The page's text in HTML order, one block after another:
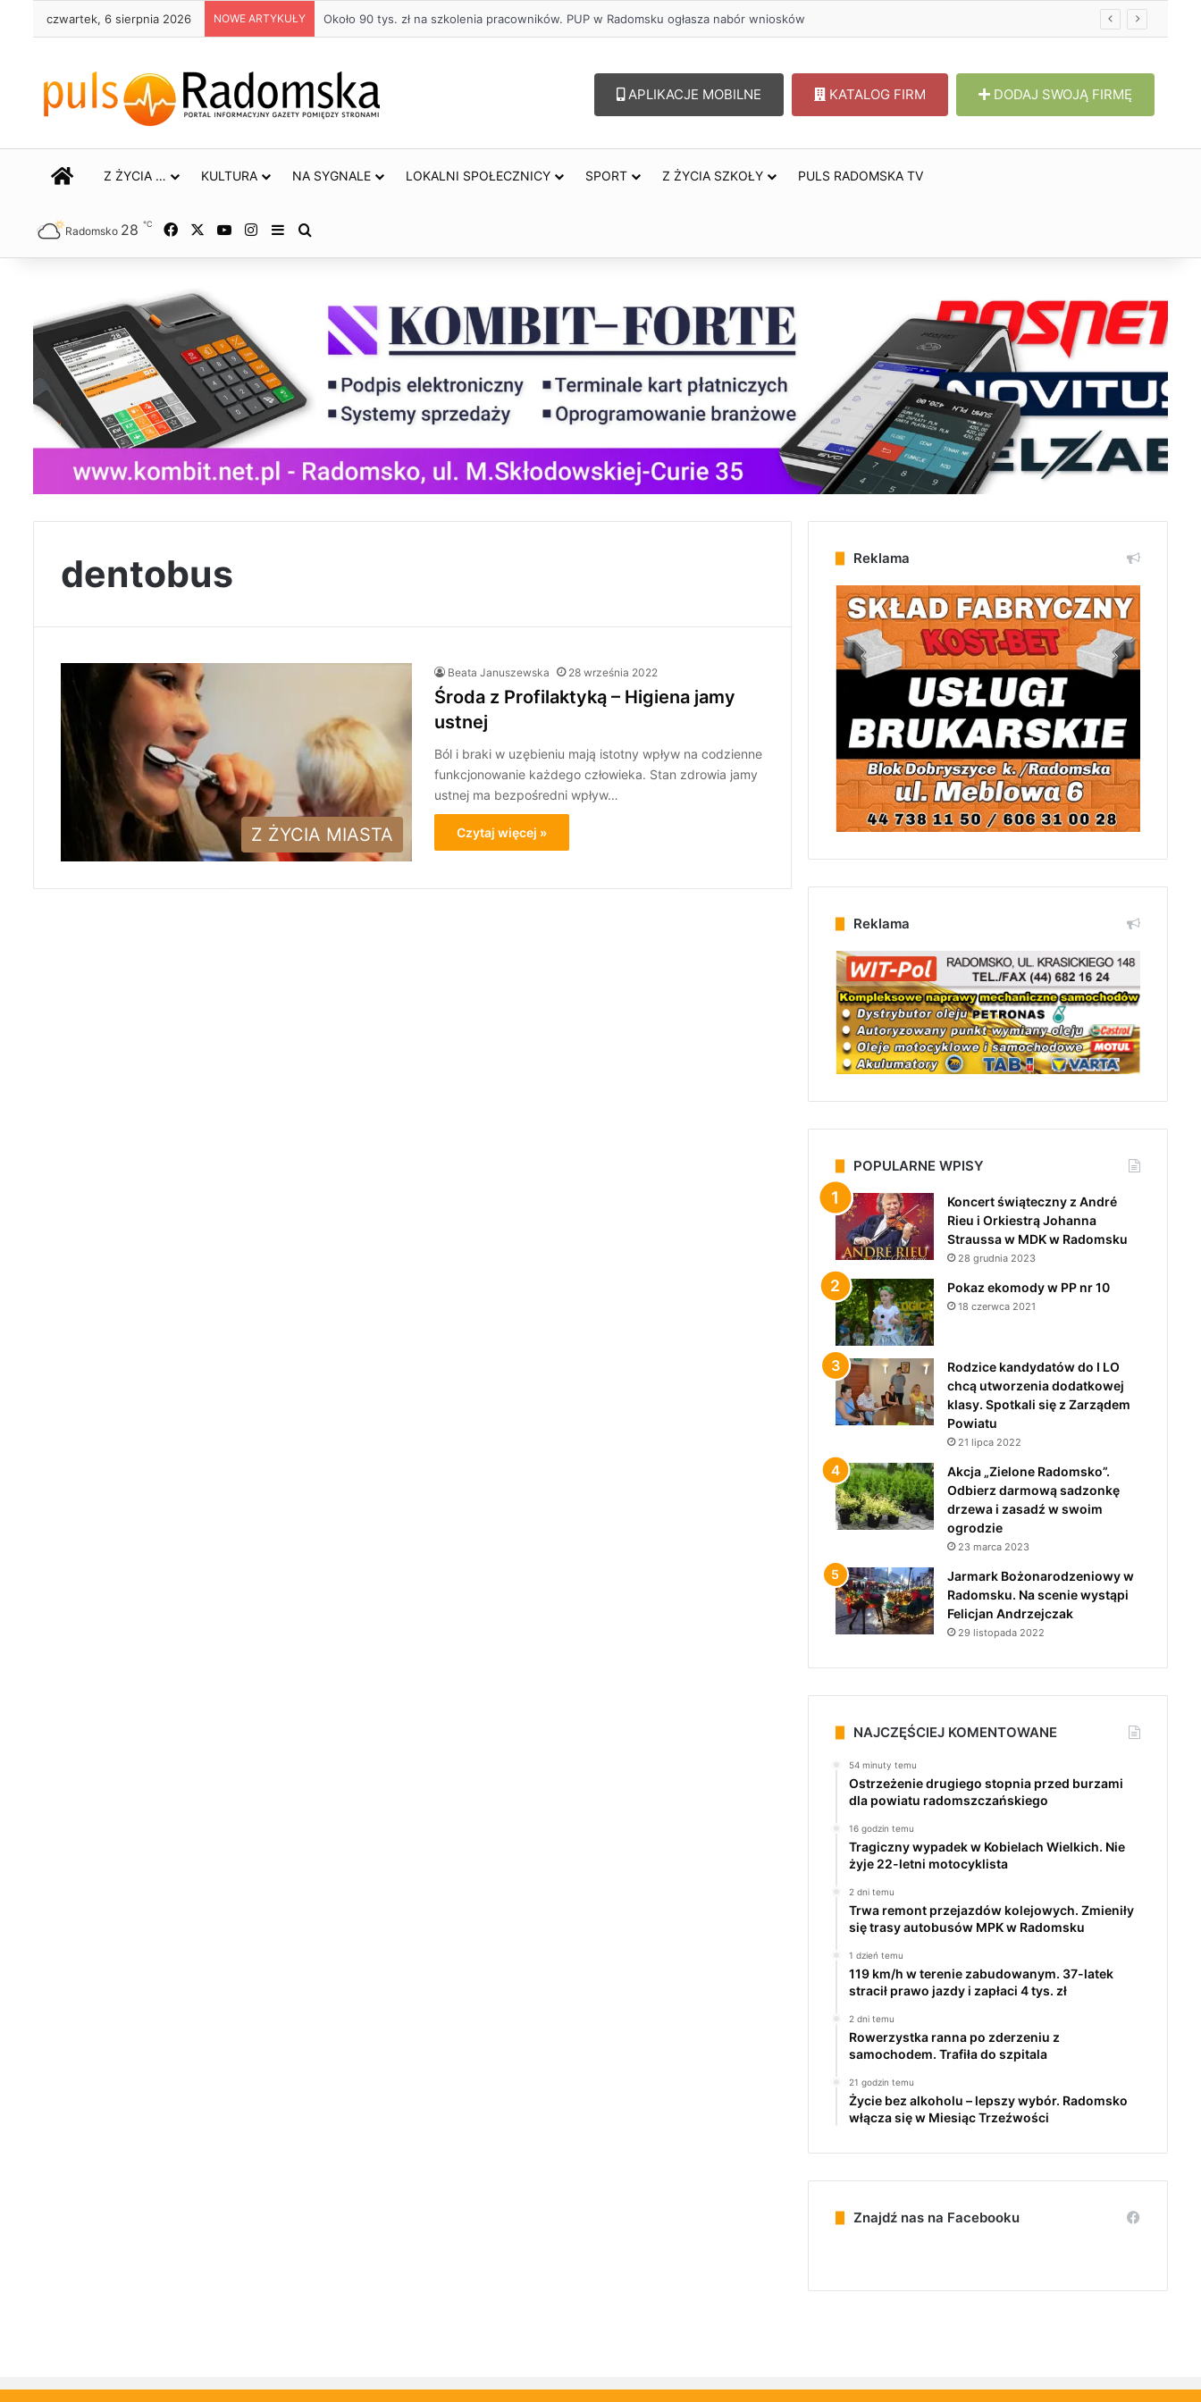
czwartek, 6 sierpnia 2026 NOWE ARTYKUŁY Około 90 tys. zł na szkolenia pracowników. PUP w Radomsku ogłasza nabór wniosków
APLIKACJE MOBILNE KATALOG FIRM DODAJ SWOJĄ FIRMĘ
STRONA GŁÓWNA
Z ŻYCIA … KULTURA NA SYGNALE LOKALNI SPOŁECZNICY SPORT Z ŻYCIA SZKOŁY PULS RADOMSKA TV
Radomsko 28 ℃ Facebook YouTubeInstagram
Sidebar
dentobus
Z ŻYCIA MIASTA
Beata Januszewska 28 września 2022
Środa z Profilaktyką – Higiena jamy
ustnej
Ból i braki w uzębieniu mają istotny wpływ na codzienne
funkcjonowanie każdego człowieka. Stan zdrowia jamy
ustnej ma bezpośredni wpływ…
Czytaj więcej »
Reklama
Reklama
POPULARNE WPISY
Koncert świąteczny z André
Rieu i Orkiestrą Johanna
Straussa w MDK w Radomsku
28 grudnia 2023
Pokaz ekomody w PP nr 10
18 czerwca 2021
Rodzice kandydatów do I LO
chcą utworzenia dodatkowej
klasy. Spotkali się z Zarządem
Powiatu
21 lipca 2022
Akcja „Zielone Radomsko”.
Odbierz darmową sadzonkę
drzewa i zasadź w swoim
ogrodzie
23 marca 2023
Jarmark Bożonarodzeniowy w
Radomsku. Na scenie wystąpi
Felicjan Andrzejczak
29 listopada 2022
NAJCZĘŚCIEJ KOMENTOWANE
54 minuty temu
Ostrzeżenie drugiego stopnia przed burzami
dla powiatu radomszczańskiego
16 godzin temu
Tragiczny wypadek w Kobielach Wielkich. Nie
żyje 22-letni motocyklista
2 dni temu
Trwa remont przejazdów kolejowych. Zmieniły
się trasy autobusów MPK w Radomsku
1 dzień temu
119 km/h w terenie zabudowanym. 37-latek
stracił prawo jazdy i zapłaci 4 tys. zł
2 dni temu
Rowerzystka ranna po zderzeniu z
samochodem. Trafiła do szpitala
21 godzin temu
Życie bez alkoholu – lepszy wybór. Radomsko
włącza się w Miesiąc Trzeźwości
Znajdź nas na Facebooku